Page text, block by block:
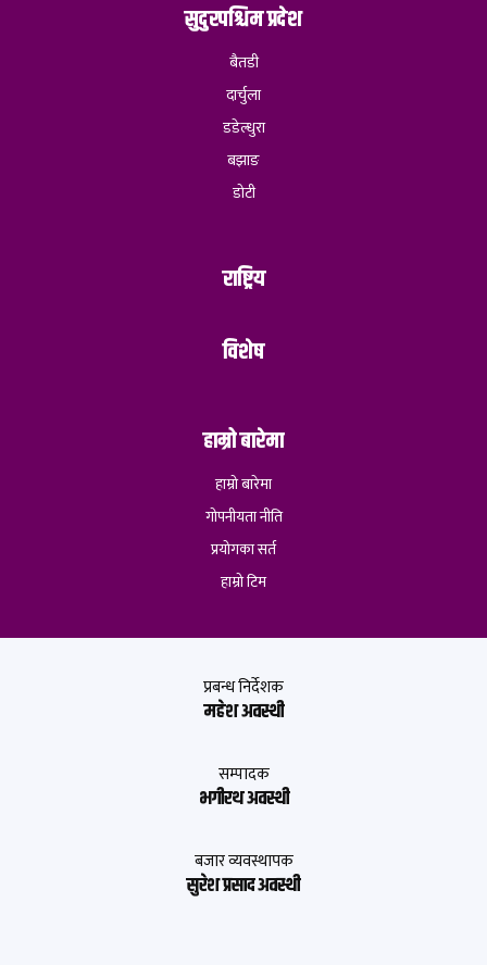
सुदुरपश्चिम प्रदेश
बैतडी
दार्चुला
डडेल्धुरा
बझाङ
डोटी
राष्ट्रिय
विशेष
हाम्रो बारेमा
हाम्रो बारेमा
गोपनीयता नीति
प्रयोगका सर्त
हाम्रो टिम
प्रबन्ध निर्देशक
महेश अवस्थी
सम्पादक
भगीरथ अवस्थी
बजार व्यवस्थापक
सुरेश प्रसाद अवस्थी